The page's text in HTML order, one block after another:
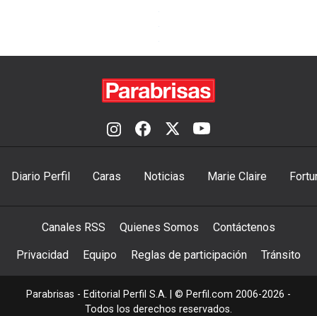
Diario Perfil Caras Noticias Marie Claire
Canales RSS Quienes Somos Contáctenos
Privacidad Equipo Reglas de participación Tránsito
Parabrisas - Editorial Perfil S.A. | © Perfil.com 2006-2026 -
Todos los derechos reservados.